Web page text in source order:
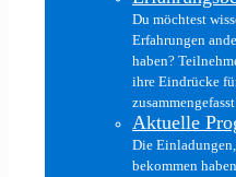
Du möchtest
Erfahrungen
haben?
ihre Eindrücke
Aktuelle
Die
bekommen